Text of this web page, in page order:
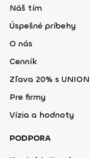
Náš tím
Úspešné príbehy
O nás
Cenník
Zľava 20% s UNION
Pre firmy
Vízia a hodnoty
PODPORA